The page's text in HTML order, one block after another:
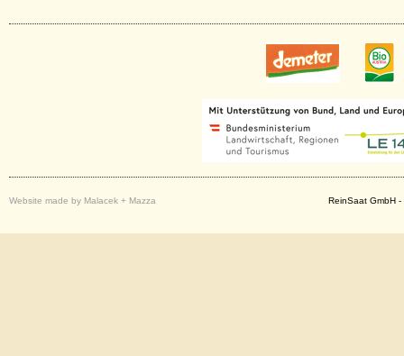
Website made by Malacek + Mazza ReinSaat GmbH